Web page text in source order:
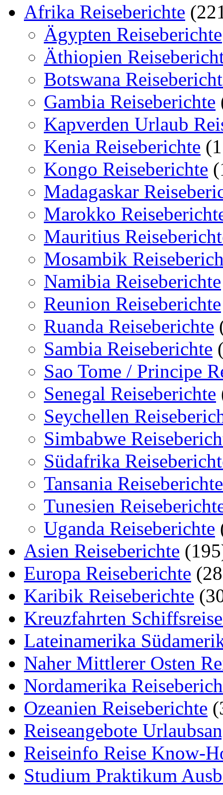
Afrika Reiseberichte
Ägypten Reiseberichte
Äthiopien
Botswana
Gambia Reiseberichte
Kapverden Urlaub
Kenia Reiseberichte
Kongo Reiseberichte
Madagaskar
Marokko
Mauritius
Mosambik
Namibia Reiseberichte
Reunion Reiseberichte
Ruanda Reiseberichte
Sambia Reiseberichte
Sao Tome / Principe
Senegal Reiseberichte
Seychellen
Simbabwe
Südafrika
Tansania Reiseberichte
Tunesien
Uganda Reiseberichte
Asien Reiseberichte
Europa Reiseberichte
Karibik Reiseberichte
Kreuzfahrten
Lateinamerika
Naher Mittlerer Osten
Nordamerika
Ozeanien Reiseberichte
Reiseangebote
Reiseinfo Reise Know-
Studium Praktikum